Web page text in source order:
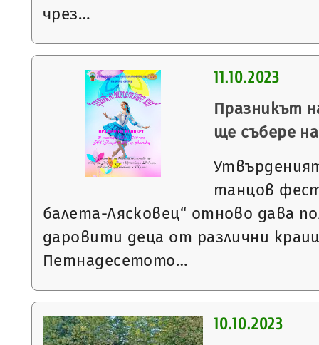
чрез…
11.10.2023
Празникът
ще събере
танцов
балета-Лясковец“ отново дава
даровити деца от различни
Петнадесетото…
10.10.2023